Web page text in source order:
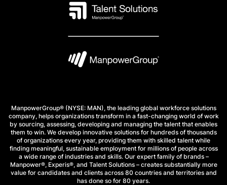
ManpowerGroup® (NYSE: MAN), the leading global workforce solutions
company, helps organizations transform in a fast-changing world of work
by sourcing, assessing, developing and managing the talent that enables
them to win. We develop innovative solutions for hundreds of thousands
of organizations every year, providing them with skilled talent while
finding meaningful, sustainable employment for millions of people across
a wide range of industries and skills. Our expert family of brands –
Manpower®, Experis®, and Talent Solutions – creates substantially more
value for candidates and clients across 80 countries and territories and
has done so for 80 years.